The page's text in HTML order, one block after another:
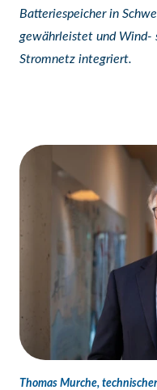
Batteriespeicher in
gewährleistet und Wind-
Stromnetz integriert.
Thomas Murche,